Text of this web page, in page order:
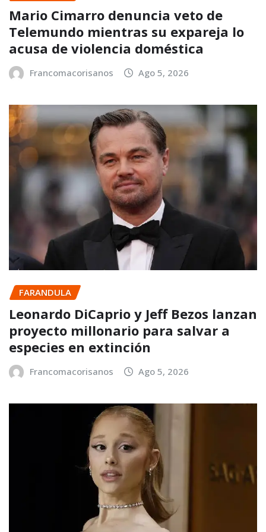
Mario Cimarro denuncia veto de
Telemundo mientras su expareja lo
acusa de violencia doméstica
Francomacorisanos Ago 5, 2026
FARANDULA
Leonardo DiCaprio y Jeff Bezos lanzan
proyecto millonario para salvar a
especies en extinción
Francomacorisanos Ago 5, 2026